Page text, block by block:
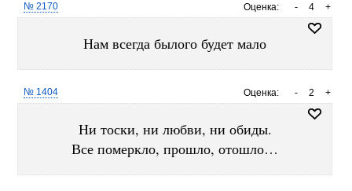
Оценка: +
4
-
№ 2170
Нам всегда былого будет мало
Оценка: +
2
-
№ 1404
Ни тоски, ни любви, ни обиды.
Все померкло, прошло, отошло…